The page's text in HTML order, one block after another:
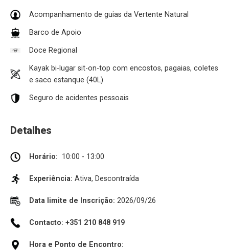
Acompanhamento de guias da Vertente Natural
Barco de Apoio
Doce Regional
Kayak bi-lugar sit-on-top com encostos, pagaias, coletes
e saco estanque (40L)
Seguro de acidentes pessoais
Detalhes
Horário: 10:00 - 13:00
Experiência: Ativa, Descontraída
Data limite de Inscrição: 2026/09/26
Contacto: +351 210 848 919
Hora e Ponto de Encontro: